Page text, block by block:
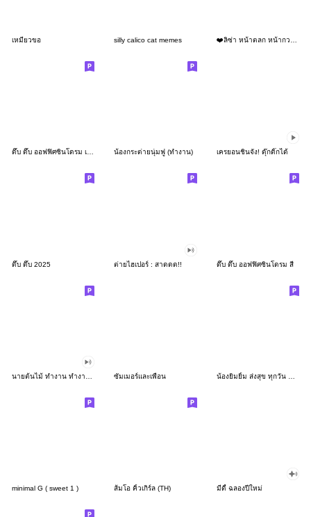
เหมียวขอ silly calico cat memes
ดึ๊บ ดึ๊บ ออฟฟิศซินโดรม เก้า น้องกระต่ายนุ่มฟู (ทำงาน) เครยอนชินจัง! ดุ๊กดิ๊กได้
ดึ๊บ ดึ๊บ 2025 ต่ายไฮเปอร์ : สาดดด!! ดึ๊บ ดึ๊บ ออฟฟิศซินโดรม สี่
ซัมเมอร์และเพื่อน
minimal G ( sweet 1 ) ส้มโอ คิ้วเกิร์ล (TH) มีดี้ ฉลองปีใหม่